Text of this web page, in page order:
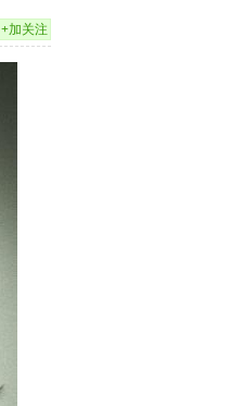
+加关注